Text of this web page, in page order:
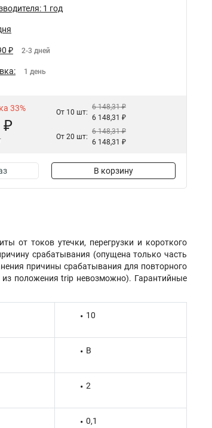
1 год
₽ 2-3 дней
1 день
33%
₽
От 10 шт:
6 148,31 ₽
6 148,31 ₽
От 20 шт:
6 148,31 ₽
6 148,31 ₽
В корзину
от токов утечки, перегрузки и короткого
срабатывания (опущена только часть
причины срабатывания для повторного
из положения trip невозможно). Гарантийные
10
B
2
0,1